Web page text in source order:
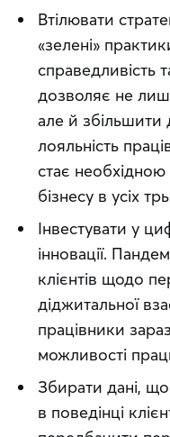
Втілювати
«зелені»
справедливість
дозволяє не
але й збільшити
лояльність
стає
бізнесу в усіх
Інвестувати у
інновації.
клієнтів щодо
діджитальної
працівники
можливості
Збирати дані,
в поведінці